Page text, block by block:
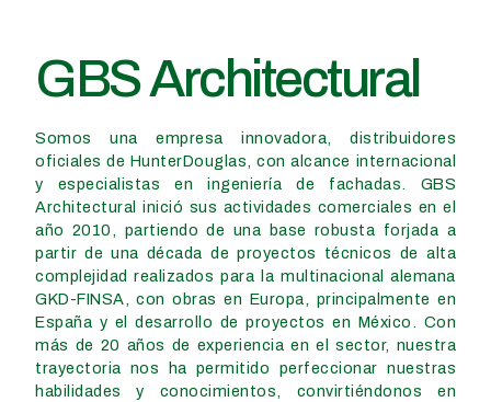
GBS Architectural
Somos una empresa innovadora, distribuidores
oficiales de HunterDouglas, con alcance internacional
y especialistas en ingeniería de fachadas. GBS
Architectural inició sus actividades comerciales en el
año 2010, partiendo de una base robusta forjada a
partir de una década de proyectos técnicos de alta
complejidad realizados para la multinacional alemana
GKD-FINSA, con obras en Europa, principalmente en
España y el desarrollo de proyectos en México. Con
más de 20 años de experiencia en el sector, nuestra
trayectoria nos ha permitido perfeccionar nuestras
habilidades y conocimientos, convirtiéndonos en